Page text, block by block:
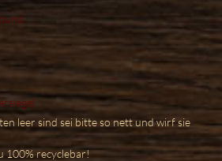
leer sind sei bitte so nett und wirf sie
100% recyclebar!